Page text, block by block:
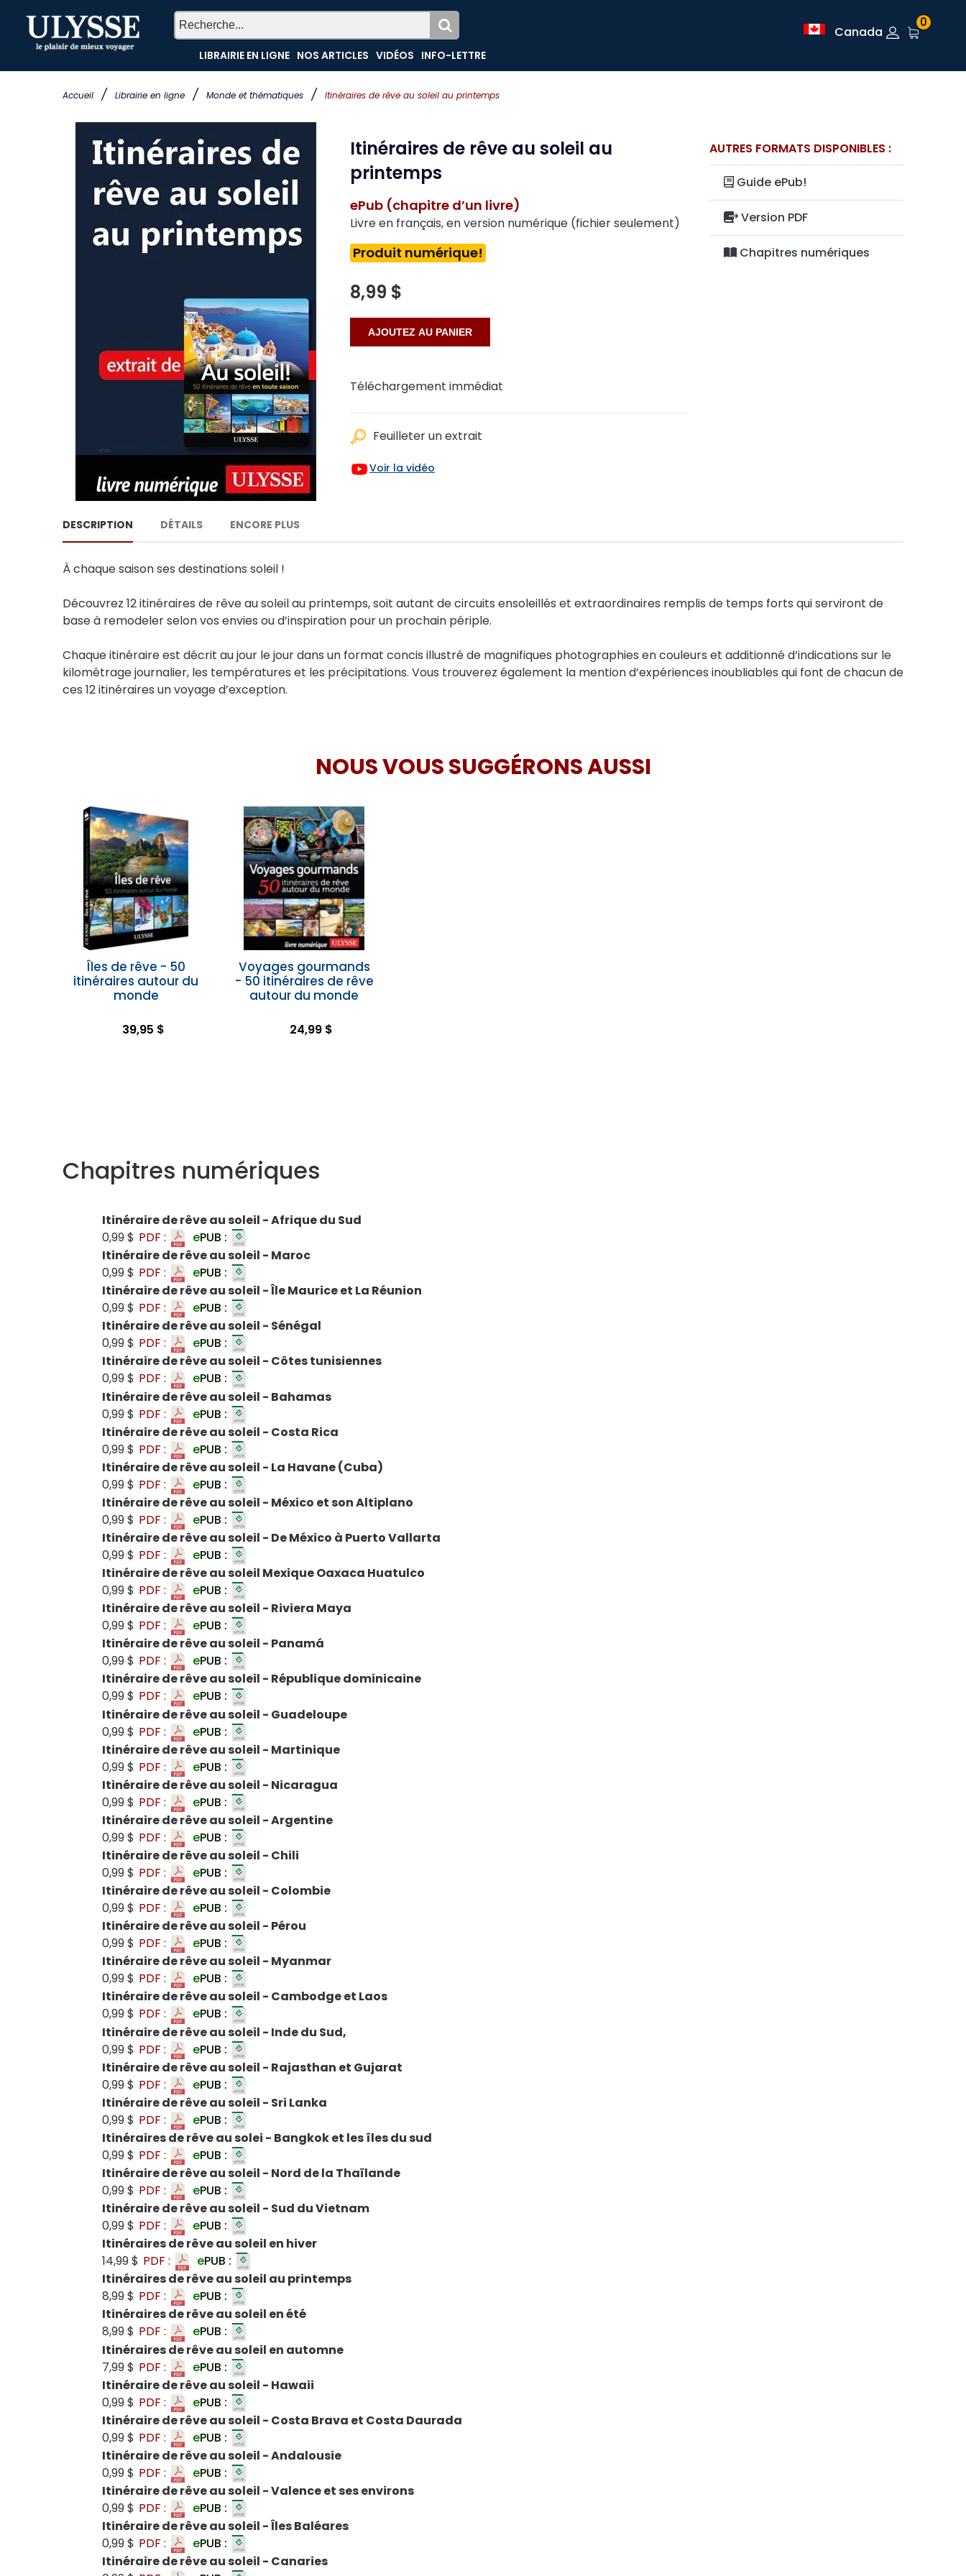
Accueil / Librairie en ligne / Monde et thématiques / Itinéraires de rêve au soleil au printemps
LIBRAIRIE EN LIGNE NOS ARTICLES VIDÉOS INFO-LETTRE
Canada
0
Itinéraires de rêve au soleil au
printemps
ePub (chapitre d’un livre)
Livre en français, en version numérique (fichier seulement)
Produit numérique!
8,99 $
Téléchargement immédiat
Feuilleter un extrait
Voir la vidéo
AUTRES FORMATS DISPONIBLES :
Guide ePub!
Version PDF
Chapitres numériques
DESCRIPTION DÉTAILS ENCORE PLUS
À chaque saison ses destinations soleil !
Découvrez 12 itinéraires de rêve au soleil au printemps, soit autant de circuits ensoleillés et extraordinaires remplis de temps forts qui serviront de
base à remodeler selon vos envies ou d’inspiration pour un prochain périple.
Chaque itinéraire est décrit au jour le jour dans un format concis illustré de magnifiques photographies en couleurs et additionné d’indications sur le
kilométrage journalier, les températures et les précipitations. Vous trouverez également la mention d’expériences inoubliables qui font de chacun de
ces 12 itinéraires un voyage d’exception.
NOUS VOUS SUGGÉRONS AUSSI
Îles de rêve - 50
itinéraires autour du
monde
39,95 $
Voyages gourmands
- 50 itinéraires de rêve
autour du monde
24,99 $
Chapitres numériques
Itinéraire de rêve au soleil - Afrique du Sud
0,99 $ PDF : ePUB :
Itinéraire de rêve au soleil - Maroc
0,99 $ PDF : ePUB :
Itinéraire de rêve au soleil - Île Maurice et La Réunion
0,99 $ PDF : ePUB :
Itinéraire de rêve au soleil - Sénégal
0,99 $ PDF : ePUB :
Itinéraire de rêve au soleil - Côtes tunisiennes
0,99 $ PDF : ePUB :
Itinéraire de rêve au soleil - Bahamas
0,99 $ PDF : ePUB :
Itinéraire de rêve au soleil - Costa Rica
0,99 $ PDF : ePUB :
Itinéraire de rêve au soleil - La Havane (Cuba)
0,99 $ PDF : ePUB :
Itinéraire de rêve au soleil - México et son Altiplano
0,99 $ PDF : ePUB :
Itinéraire de rêve au soleil - De México à Puerto Vallarta
0,99 $ PDF : ePUB :
Itinéraire de rêve au soleil Mexique Oaxaca Huatulco
0,99 $ PDF : ePUB :
Itinéraire de rêve au soleil - Riviera Maya
0,99 $ PDF : ePUB :
Itinéraire de rêve au soleil - Panamá
0,99 $ PDF : ePUB :
Itinéraire de rêve au soleil - République dominicaine
0,99 $ PDF : ePUB :
Itinéraire de rêve au soleil - Guadeloupe
0,99 $ PDF : ePUB :
Itinéraire de rêve au soleil - Martinique
0,99 $ PDF : ePUB :
Itinéraire de rêve au soleil - Nicaragua
0,99 $ PDF : ePUB :
Itinéraire de rêve au soleil - Argentine
0,99 $ PDF : ePUB :
Itinéraire de rêve au soleil - Chili
0,99 $ PDF : ePUB :
Itinéraire de rêve au soleil - Colombie
0,99 $ PDF : ePUB :
Itinéraire de rêve au soleil - Pérou
0,99 $ PDF : ePUB :
Itinéraire de rêve au soleil - Myanmar
0,99 $ PDF : ePUB :
Itinéraire de rêve au soleil - Cambodge et Laos
0,99 $ PDF : ePUB :
Itinéraire de rêve au soleil - Inde du Sud,
0,99 $ PDF : ePUB :
Itinéraire de rêve au soleil - Rajasthan et Gujarat
0,99 $ PDF : ePUB :
Itinéraire de rêve au soleil - Sri Lanka
0,99 $ PDF : ePUB :
Itinéraires de rêve au solei - Bangkok et les îles du sud
0,99 $ PDF : ePUB :
Itinéraire de rêve au soleil - Nord de la Thaïlande
0,99 $ PDF : ePUB :
Itinéraire de rêve au soleil - Sud du Vietnam
0,99 $ PDF : ePUB :
Itinéraires de rêve au soleil en hiver
14,99 $ PDF : ePUB :
Itinéraires de rêve au soleil au printemps
8,99 $ PDF : ePUB :
Itinéraires de rêve au soleil en été
8,99 $ PDF : ePUB :
Itinéraires de rêve au soleil en automne
7,99 $ PDF : ePUB :
Itinéraire de rêve au soleil - Hawaii
0,99 $ PDF : ePUB :
Itinéraire de rêve au soleil - Costa Brava et Costa Daurada
0,99 $ PDF : ePUB :
Itinéraire de rêve au soleil - Andalousie
0,99 $ PDF : ePUB :
Itinéraire de rêve au soleil - Valence et ses environs
0,99 $ PDF : ePUB :
Itinéraire de rêve au soleil - Îles Baléares
0,99 $ PDF : ePUB :
Itinéraire de rêve au soleil - Canaries